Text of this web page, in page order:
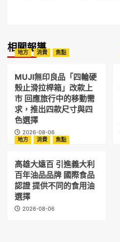
相關報導
地方 消費 焦點
MUJI無印良品「四輪硬
殼止滑拉桿箱」改款上
市 回應旅行中的移動需
求，推出四款尺寸與四
色選擇
2026-08-06
地方
消費 焦點
高雄大遠百 引進義大利
百年油品品牌 國際食品
認證 提供不同的食用油
選擇
2026-08-06